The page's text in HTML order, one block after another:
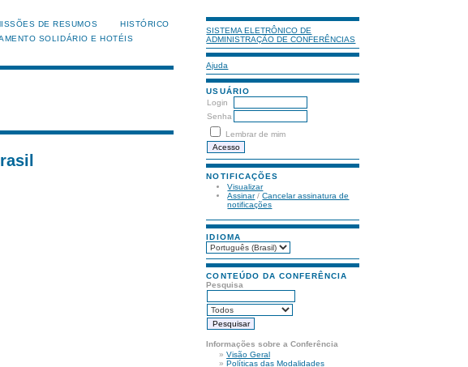
SISTEMA ELETRÔNICO DE
ADMINISTRAÇÃO DE CONFERÊNCIAS
Ajuda
USUÁRIO
Login
Senha
Lembrar de mim
NOTIFICAÇÕES
Visualizar
Assinar/Cancelar assinatura de
notificações
IDIOMA
CONTEÚDO DA CONFERÊNCIA
Pesquisa
Informações sobre a Conferência
»Visão Geral
» Políticas das Modalidades
DE RESUMOS
HISTÓRICO
SOLIDÁRIO E HOTÉIS